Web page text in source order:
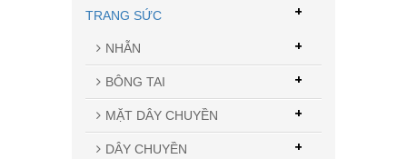
TRANG SỨC
NHẪN +
BÔNG TAI +
MẶT DÂY CHUYỀN +
DÂY CHUYỀN +
+